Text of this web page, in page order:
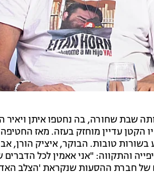
שבת שחורה, בה נחטפו איתן ויאיר
אך אחיו הקטן עדיין מוחזק בעזה. מאז
טובות. הבוקר, איציק הורן,
והתקווה: "אני אאמין לכל
של חברת ההסעות שנקראת 'הצלב